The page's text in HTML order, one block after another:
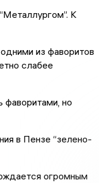
К
из фаворитов
слабее
фаворитами, но
в Пензе “зелено-
огромным